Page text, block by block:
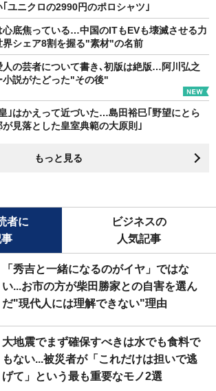
｢ユニクロの2990円のポロシャツ｣
心底焦っている…中国のITもEVも壊滅させる力
界シェア8割を握る"素材"の名前
人の芸者について書き､初版は絶版…阿川弘之
小説がたどった"その後"
｣はかえって近づいた…島田裕巳｢野望にとら
見落とした皇室典範の大原則｣
もっと見る
者に
ビジネスの
人気記事
「秀吉と一緒になるのがイヤ」ではな
い...お市の方が柴田勝家との自害を選ん
だ"現代人には理解できない"理由
大地震でまず確保すべきは水でも食料で
もない...被災者が「これだけは担いで逃
げて」という最も重要なモノ2選